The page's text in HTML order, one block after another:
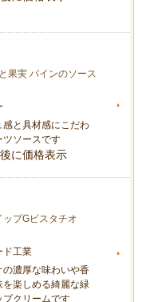
果実 パインのソース
感と具材感にこだわ
ツソースです
に価格表示
ップGピスタチオ
ド工業
の濃厚な味わいや香
を楽しめる綺麗な緑
プクリームです